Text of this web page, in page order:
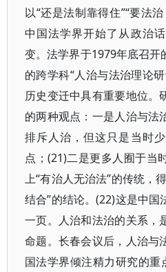
以“还是法制靠得住”“要法
中国法学界开始了从政治
变。法学界于1979年底召开
的跨学科“人治与法治理论
历史变迁中具有重要地位。
的两种观点：一是人治与法
排斥人治，但这只是当时
点；(21)二是更多人囿于当
上“有治人无治法”的传统，
结合”的结论。(22)这是中国
一页。人治和法治的关系，
命题。长春会议后，人治与
国法学界倾注精力研究的重